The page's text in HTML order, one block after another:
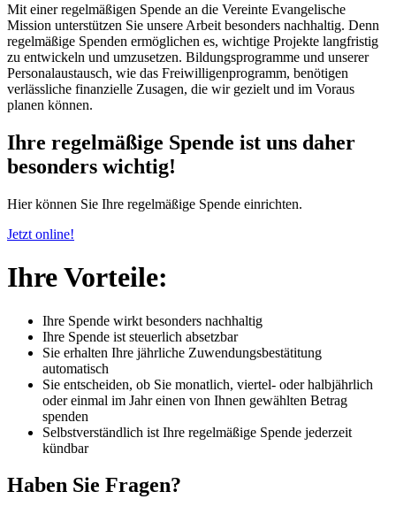
Mit einer regelmäßigen Spende an die Vereinte Evangelische
Mission unterstützen Sie unsere Arbeit besonders nachhaltig. Denn
regelmäßige Spenden ermöglichen es, wichtige Projekte langfristig
zu entwickeln und umzusetzen. Bildungsprogramme und unserer
Personalaustausch, wie das Freiwilligenprogramm, benötigen
verlässliche finanzielle Zusagen, die wir gezielt und im Voraus
planen können.
Ihre regelmäßige Spende ist uns daher
besonders wichtig!
Hier können Sie Ihre regelmäßige Spende einrichten.
Jetzt online!
Ihre Vorteile:
Ihre Spende wirkt besonders nachhaltig
Ihre Spende ist steuerlich absetzbar
Sie erhalten Ihre jährliche Zuwendungsbestätitung
automatisch
Sie entscheiden, ob Sie monatlich, viertel- oder halbjährlich
oder einmal im Jahr einen von Ihnen gewählten Betrag
spenden
Selbstverständlich ist Ihre regelmäßige Spende jederzeit
kündbar
Haben Sie Fragen?